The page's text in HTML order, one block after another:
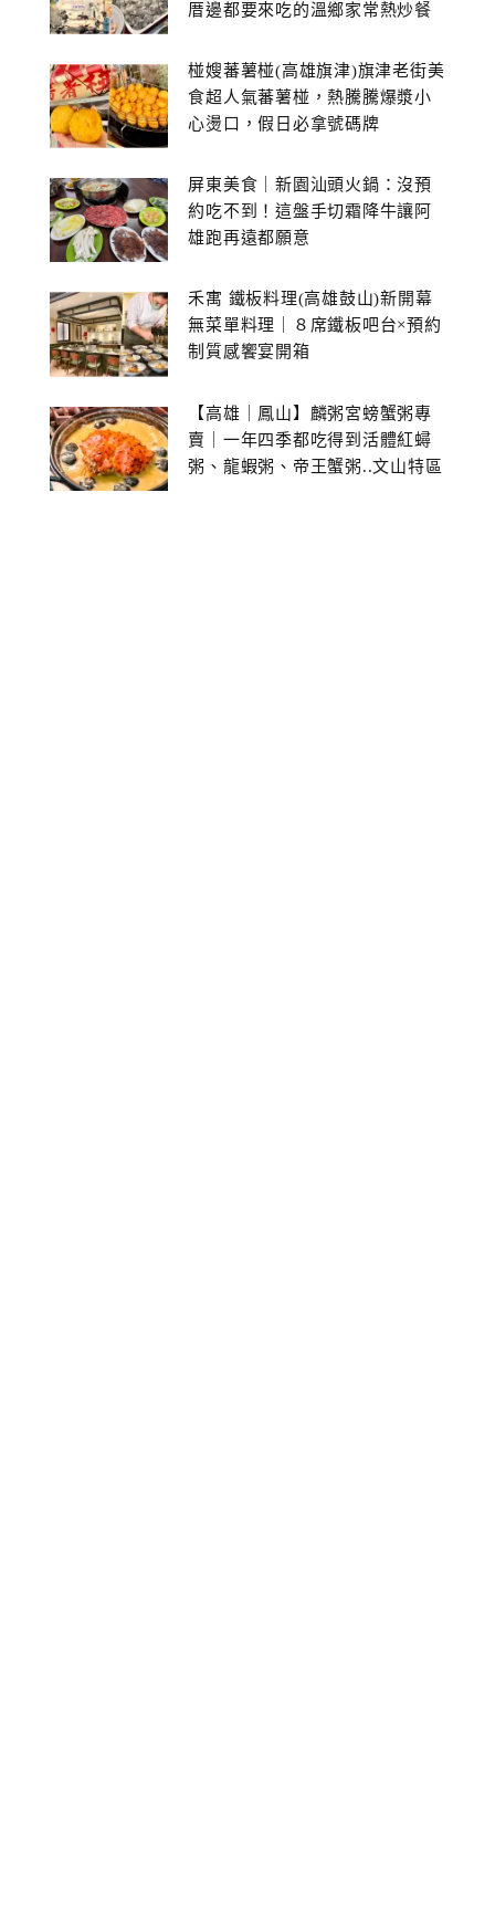
厝邊都要來吃的溫鄉家常熱炒餐
椪嫂蕃薯椪(高雄旗津)旗津老街美
食超人氣蕃薯椪，熱騰騰爆漿小
心燙口，假日必拿號碼牌
屏東美食｜新園汕頭火鍋：沒預
約吃不到！這盤手切霜降牛讓阿
雄跑再遠都願意
禾寓 鐵板料理(高雄鼓山)新開幕
無菜單料理｜８席鐵板吧台×預約
制質感饗宴開箱
【高雄｜鳳山】麟粥宮螃蟹粥專
賣｜一年四季都吃得到活體紅蟳
粥、龍蝦粥、帝王蟹粥..文山特區